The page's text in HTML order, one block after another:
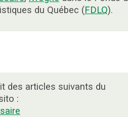
du Québec (FDLQ).
des articles suivants du
: